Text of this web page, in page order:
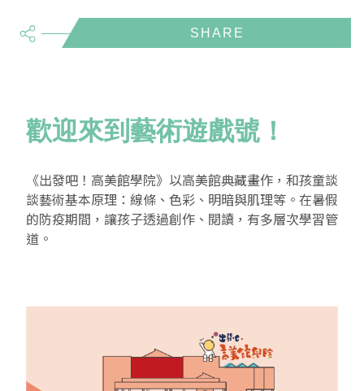
開館時間
環境介紹
藝術生態園區
兒童美術館
無障礙服務專區
易讀手冊
高美書屋
三秌茶屋
Pasadena
展覽資訊
典藏與研究
精選典藏
典藏圖檔申請
藝術認證 / 百夜默讀 / 高雄ART青
南島當代記憶工程
視覺藝術影像資料庫
研究出版
系列出版
線上學習
線上書
雄雄藝見你│Podcast
時代之聲│Podcasts
典藏賞析│Podcasts
藝術認證│高美館館刊
百夜藝術默讀│典藏閱讀
南島當代記憶工程│資料庫
線上展覽
珍珠—南方視野的女性藝術
多元史觀特藏室二部曲：南方作為衝撞之所
透景線：實境的疊隱與擴張
2022高雄獎
AR/VR體驗
寓懷的行板：劉生容研究展
感知棲所— 關鍵典藏2019-2020
感動兔 高美特展
線上學習資源
美術資源教室-手作課程
畫想想‧想畫畫
高美館
關於高美館/年報
關於館長
規劃傳承
兒童美術館
關於兒童美術館
藝術生態園區
美術館會員
EN TW
share
歡迎來到藝術遊戲號！
《出發吧！高美館學院》以高美館典藏畫作，和孩童談
談藝術基本原理：線條、色彩、明暗與肌理等。在暑假
的防疫期間，讓孩子透過創作、閱讀，有多層次學習管
道。